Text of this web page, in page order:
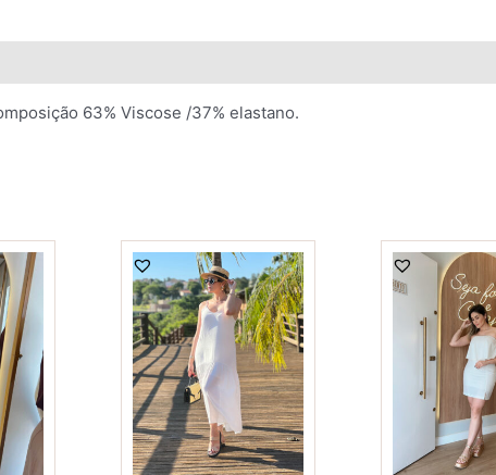
63% Viscose /37% elastano.
This
variants.
options
may
This
product
has
multiple
variants.
The
options
may